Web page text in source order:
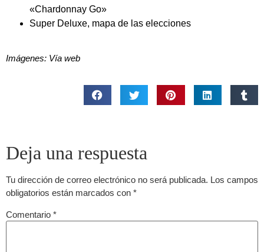
«Chardonnay Go»
Super Deluxe, mapa de las elecciones
Imágenes: Vía web
Deja una respuesta
Tu dirección de correo electrónico no será publicada. Los campos
obligatorios están marcados con *
Comentario *